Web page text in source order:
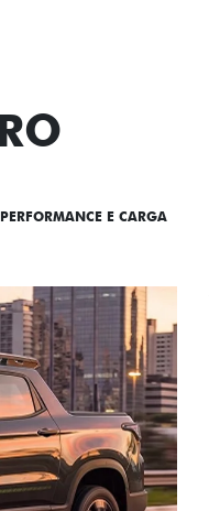
PERFORMANCE E CARGA